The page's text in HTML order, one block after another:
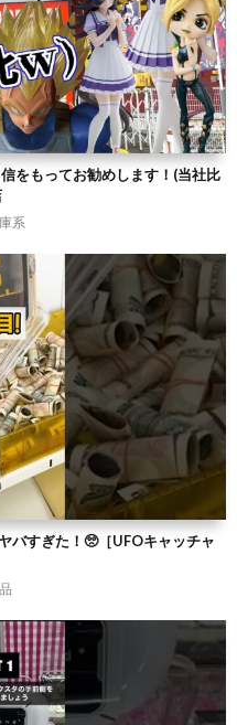
をもってお勧めします！(当社比
系
バすぎた！🥺［UFOキャッチャ